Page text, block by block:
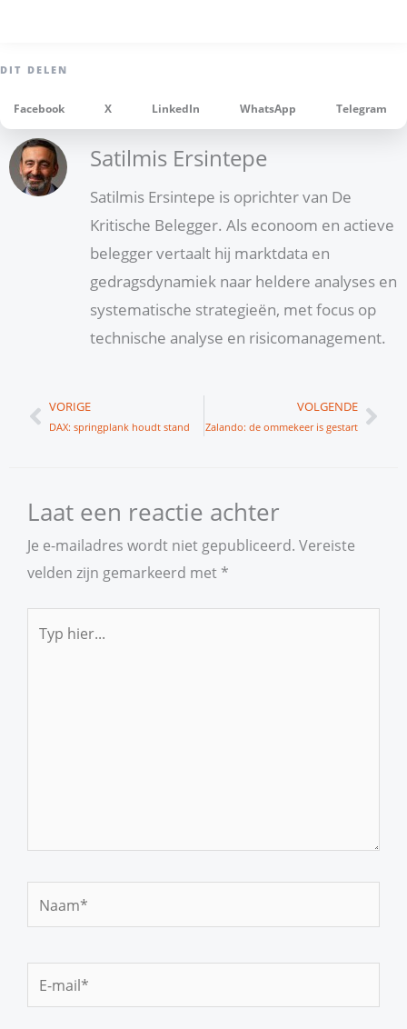
Facebook X LinkedIn WhatsApp Telegram
Satilmis Ersintepe
Satilmis Ersintepe is oprichter van De
Kritische Belegger. Als econoom en actieve
belegger vertaalt hij marktdata en
gedragsdynamiek naar heldere analyses en
systematische strategieën, met focus op
technische analyse en risicomanagement.
Vorige
VORIGE
DAX: springplank houdt stand
VOLGENDE
Zalando: de ommekeer is gestart
Laat een reactie achter
Je e-mailadres wordt niet gepubliceerd. Vereiste
velden zijn gemarkeerd met *
hier...
mail*